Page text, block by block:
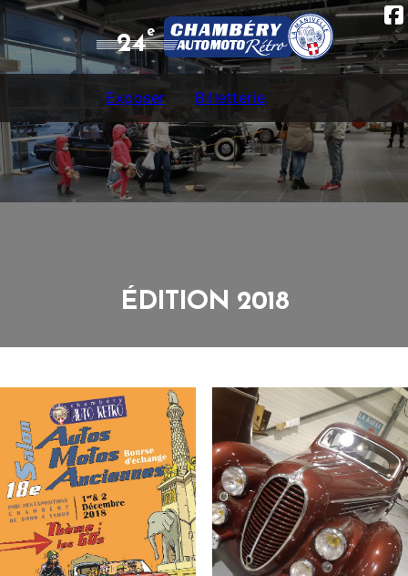
24e
Exposer Billetterie
ÉDITION 2018